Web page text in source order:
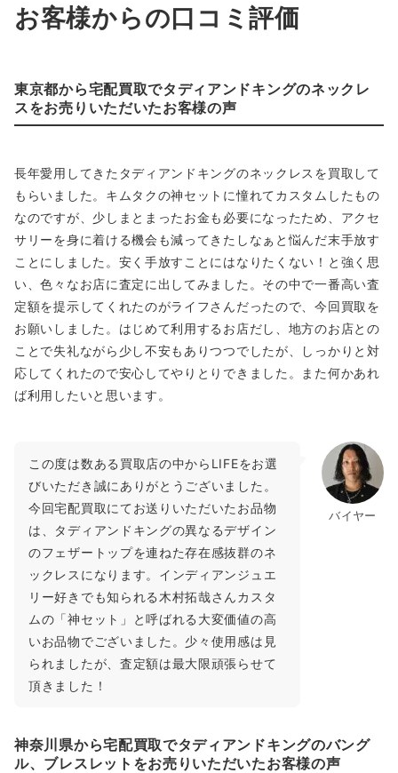
お客様からの口コミ評価
東京都から宅配買取でタディアンドキングのネックレ
スをお売りいただいたお客様の声
長年愛用してきたタディアンドキングのネックレスを買取して
もらいました。キムタクの神セットに憧れてカスタムしたもの
なのですが、少しまとまったお金も必要になったため、アクセ
サリーを身に着ける機会も減ってきたしなぁと悩んだ末手放す
ことにしました。安く手放すことにはなりたくない！と強く思
い、色々なお店に査定に出してみました。その中で一番高い査
定額を提示してくれたのがライフさんだったので、今回買取を
お願いしました。はじめて利用するお店だし、地方のお店との
ことで失礼ながら少し不安もありつつでしたが、しっかりと対
応してくれたので安心してやりとりできました。また何かあれ
ば利用したいと思います。
バイヤー
この度は数ある買取店の中からLIFEをお選
びいただき誠にありがとうございました。
今回宅配買取にてお送りいただいたお品物
は、タディアンドキングの異なるデザイン
のフェザートップを連ねた存在感抜群のネ
ックレスになります。インディアンジュエ
リー好きでも知られる木村拓哉さんカスタ
ムの「神セット」と呼ばれる大変価値の高
いお品物でございました。少々使用感は見
られましたが、査定額は最大限頑張らせて
頂きました！
神奈川県から宅配買取でタディアンドキングのバング
ル、ブレスレットをお売りいただいたお客様の声